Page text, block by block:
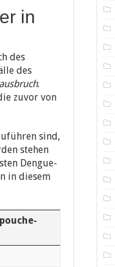
in
des
des
.
zuvor von
sind,
stehen
Dengue-
in diesem